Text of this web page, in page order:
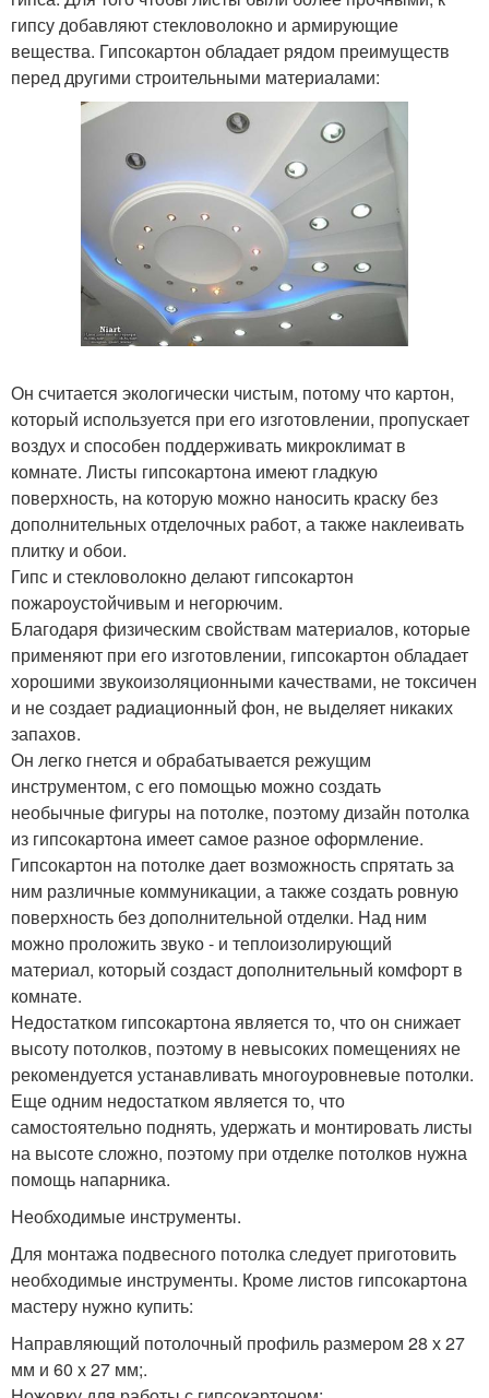
гипсу добавляют стекловолокно и армирующие
вещества. Гипсокартон обладает рядом преимуществ
перед другими строительными материалами:
Он считается экологически чистым, потому что картон,
который используется при его изготовлении, пропускает
воздух и способен поддерживать микроклимат в
комнате. Листы гипсокартона имеют гладкую
поверхность, на которую можно наносить краску без
дополнительных отделочных работ, а также наклеивать
плитку и обои.
Гипс и стекловолокно делают гипсокартон
пожароустойчивым и негорючим.
Благодаря физическим свойствам материалов, которые
применяют при его изготовлении, гипсокартон обладает
хорошими звукоизоляционными качествами, не токсичен
и не создает радиационный фон, не выделяет никаких
запахов.
Он легко гнется и обрабатывается режущим
инструментом, с его помощью можно создать
необычные фигуры на потолке, поэтому дизайн потолка
из гипсокартона имеет самое разное оформление.
Гипсокартон на потолке дает возможность спрятать за
ним различные коммуникации, а также создать ровную
поверхность без дополнительной отделки. Над ним
можно проложить звуко - и теплоизолирующий
материал, который создаст дополнительный комфорт в
комнате.
Недостатком гипсокартона является то, что он снижает
высоту потолков, поэтому в невысоких помещениях не
рекомендуется устанавливать многоуровневые потолки.
Еще одним недостатком является то, что
самостоятельно поднять, удержать и монтировать листы
на высоте сложно, поэтому при отделке потолков нужна
помощь напарника.
Необходимые инструменты.
Для монтажа подвесного потолка следует приготовить
необходимые инструменты. Кроме листов гипсокартона
мастеру нужно купить:
Направляющий потолочный профиль размером 28 х 27
мм и 60 х 27 мм;.